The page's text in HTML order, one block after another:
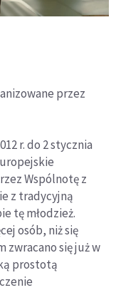
przez
r. do 2 stycznia
Wspólnotę z
z tradycyjną
tę młodzież.
osób, niż się
zwracano się już w
prostotą